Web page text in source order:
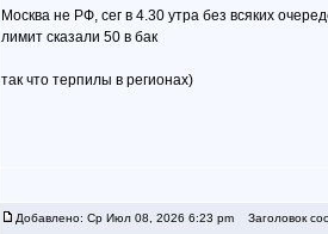
Москва не РФ, сег в 4.30 утра без всяких
лимит сказали 50 в бак
так что терпилы в регионах)
Добавлено: Ср Июл 08, 2026 6:23 pm Заголовок